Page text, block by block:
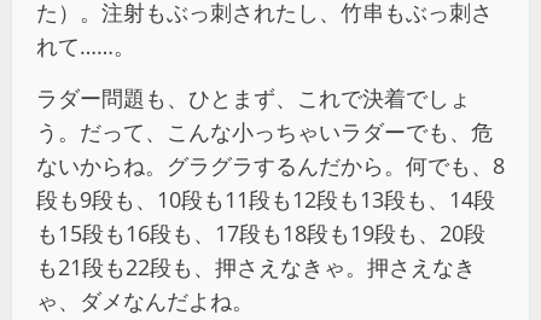
た）。注射もぶっ刺されたし、竹串もぶっ刺さ
れて……。
ラダー問題も、ひとまず、これで決着でしょ
う。だって、こんな小っちゃいラダーでも、危
ないからね。グラグラするんだから。何でも、8
段も9段も、10段も11段も12段も13段も、14段
も15段も16段も、17段も18段も19段も、20段
も21段も22段も、押さえなきゃ。押さえなき
ゃ、ダメなんだよね。